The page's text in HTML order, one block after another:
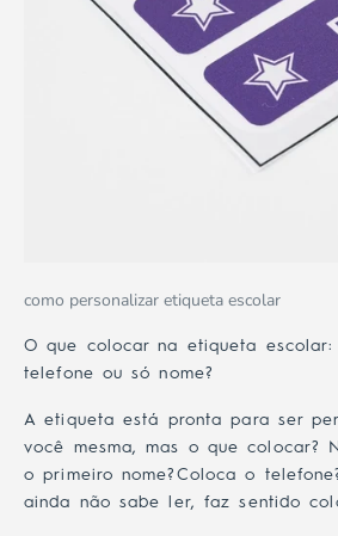
como personalizar etiqueta escolar
O que colocar na etiqueta escolar:
telefone ou só nome?
A etiqueta está pronta para ser
você mesma, mas o que colocar?
o primeiro nome?Coloca o
ainda não sabe ler, faz sentido